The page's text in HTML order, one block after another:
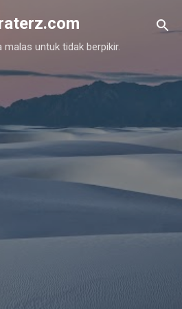
to main content
malas untuk tidak berpikir.